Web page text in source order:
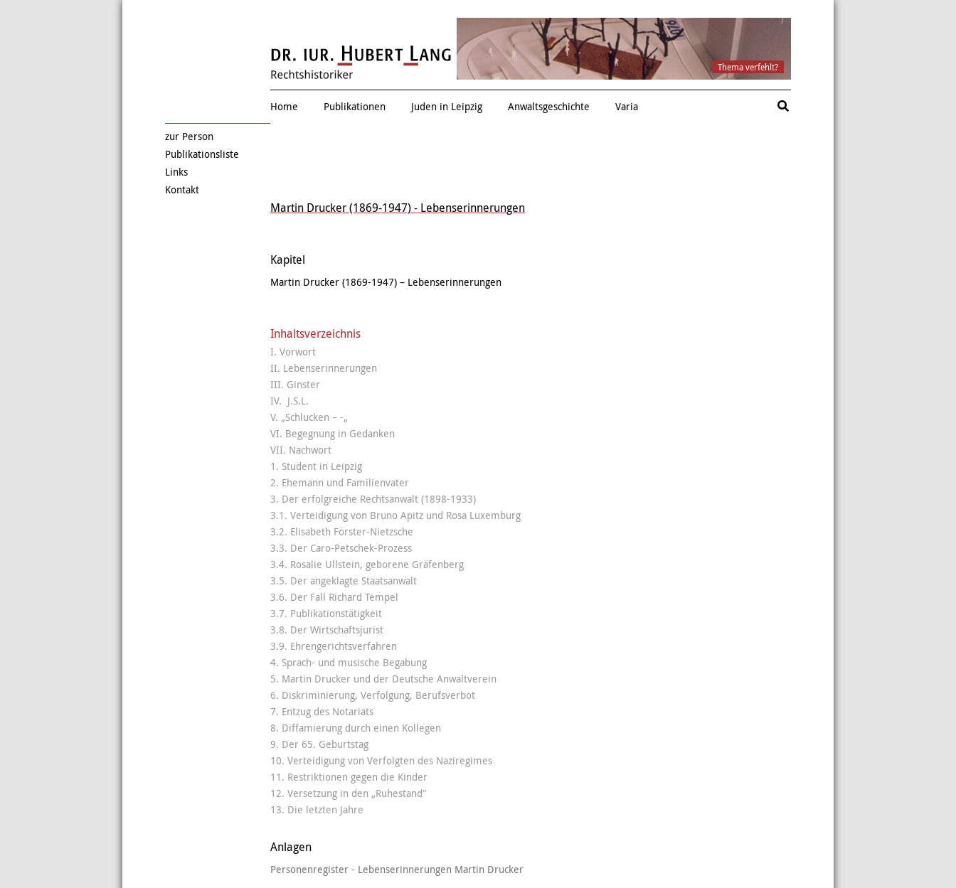
Zwischen allen Stühlen Thema verfehlt?
Home Publikationen Juden in Leipzig Anwaltsgeschichte Varia
Martin Drucker (1869-1947) - Lebenserinnerungen
Kapitel
Martin Drucker (1869-1947) – Lebenserinnerungen
Inhaltsverzeichnis
I. Vorwort
II. Lebenserinnerungen
III. Ginster
IV. J.S.L.
V. „Schlucken – -„
VI. Begegnung in Gedanken
VII. Nachwort
1. Student in Leipzig
2. Ehemann und Familienvater
3. Der erfolgreiche Rechtsanwalt (1898-1933)
3.1. Verteidigung von Bruno Apitz und Rosa Luxemburg
3.2. Elisabeth Förster-Nietzsche
3.3. Der Caro-Petschek-Prozess
3.4. Rosalie Ullstein, geborene Gräfenberg
3.5. Der angeklagte Staatsanwalt
3.6. Der Fall Richard Tempel
3.7. Publikationstätigkeit
3.8. Der Wirtschaftsjurist
3.9. Ehrengerichtsverfahren
4. Sprach- und musische Begabung
5. Martin Drucker und der Deutsche Anwaltverein
6. Diskriminierung, Verfolgung, Berufsverbot
7. Entzug des Notariats
8. Diffamierung durch einen Kollegen
9. Der 65. Geburtstag
10. Verteidigung von Verfolgten des Naziregimes
11. Restriktionen gegen die Kinder
12. Versetzung in den „Ruhestand“
13. Die letzten Jahre
Anlagen
Personenregister - Lebenserinnerungen Martin Drucker
zur Person
Publikationsliste
Links
Kontakt